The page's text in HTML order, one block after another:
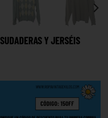
SUDADERAS Y JERSÉIS